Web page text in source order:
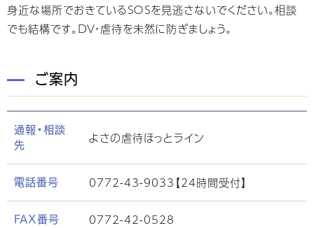
身近な場所でおきているＳＯＳを見逃さないでください。相談
でも結構です。ＤＶ・虐待を未然に防ぎましょう。
ご案内
通報・相談
先
よさの虐待ほっとライン
電話番号 0772-43-9033【24時間受付】
FAX番号 0772-42-0528